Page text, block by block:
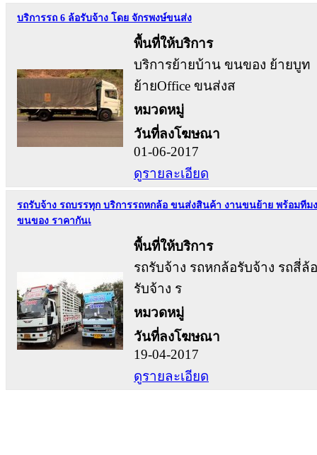
บริการรถ 6 ล้อรับจ้าง โดย จักรพงษ์ขนส่ง
พื้นที่ให้บริการ
บริการย้ายบ้าน ขนของ ย้ายบูท
ย้ายOffice ขนส่งส
หมวดหมู่
วันที่ลงโฆษณา
01-06-2017
ดูรายละเอียด
รถรับจ้าง รถบรรทุก บริการรถหกล้อ ขนส่งสินค้า งานขนย้าย พร้อมทีม
ขนของ ราคากันเ
พื้นที่ให้บริการ
รถรับจ้าง รถหกล้อรับจ้าง รถสี่ล้อ
รับจ้าง ร
หมวดหมู่
วันที่ลงโฆษณา
19-04-2017
ดูรายละเอียด